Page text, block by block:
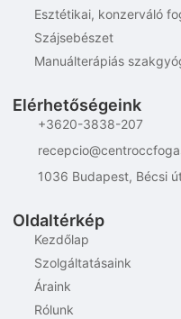
Esztétikai, konzerváló
Szájsebészet
Manuálterápiás
Elérhetőségeink
+3620-3838-207
1036 Budapest, Bécsi
Oldaltérkép
Kezdőlap
Szolgáltatásaink
Áraink
Rólunk